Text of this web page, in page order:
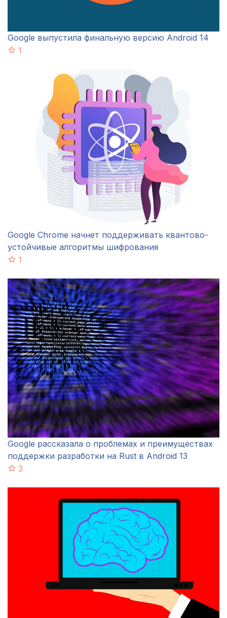
Google выпустила финальную версию Android 14
1
Google Chrome начнет поддерживать квантово-
устойчивые алгоритмы шифрования
1
Google рассказала о проблемах и преимуществах
поддержки разработки на Rust в Android 13
3